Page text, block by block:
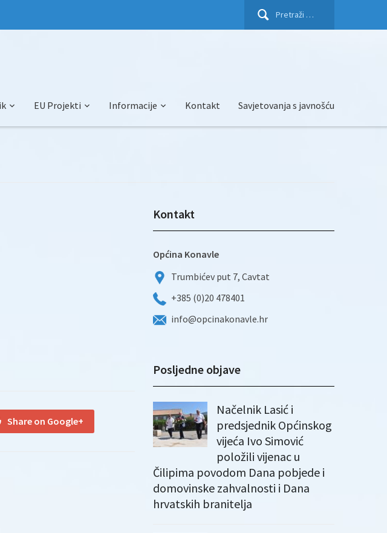
Pretraži:
EU Projekti Informacije Kontakt Savjetovanja s javnošću
Share on Google+
Kontakt
Općina Konavle
Trumbićev put 7, Cavtat
+385 (0)20 478401
info@opcinakonavle.hr
Posljedne objave
Načelnik Lasić i
predsjednik Općinskog
vijeća Ivo Simović
položili vijenac u
Čilipima povodom Dana pobjede i
domovinske zahvalnosti i Dana
hrvatskih branitelja